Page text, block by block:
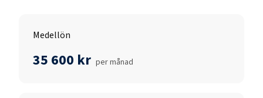
Medellön
35 600 kr per månad